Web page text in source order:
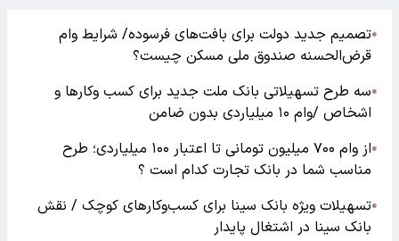
●تصمیم جدید دولت برای بافت‌های فرسوده/ شرایط وام
قرض‌الحسنه صندوق ملی مسکن چیست؟
●سه طرح تسهیلاتی بانک ملت جدید برای کسب وکارها و
اشخاص /وام ۱۰ میلیاردی بدون ضامن
●
از وام ۷۰۰ میلیون تومانی تا اعتبار ۱۰۰ میلیاردی؛ طرح
مناسب شما در بانک تجارت کدام است ؟
●تسهیلات ویژه بانک سینا برای کسب‌وکارهای کوچک / نقش
بانک سینا در اشتغال پایدار